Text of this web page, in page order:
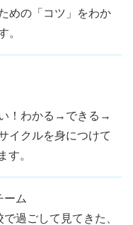
めの「コツ」をわか
。
！わかる→できる→
イクルを身につけて
す。
ーム
過ごして見てきた、